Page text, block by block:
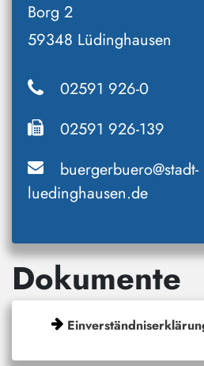
Borg 2
59348 Lüdinghausen
02591 926-0
02591 926-139
buergerbuero@stadt-
luedinghausen.de
Dokumente